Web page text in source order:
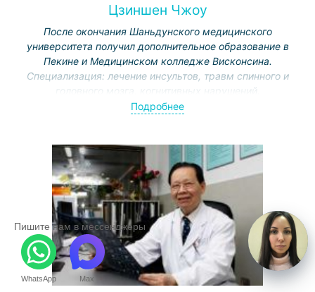
Цзиншен Чжоу
После окончания Шаньдунского медицинского
университета получил дополнительное образование в
Пекине и Медицинском колледже Висконсина.
Специализация: лечение инсультов, травм спинного и
головного мозга, когнитивных нарушений.
Удостоился наград от Министерства образования,
физической и реабилитационной медицины, вице-
директор Пекинского общества реабилитологии и
Комитета нейрореабилитации.
Подробнее
Пишите нам в мессенджеры
WhatsApp Max